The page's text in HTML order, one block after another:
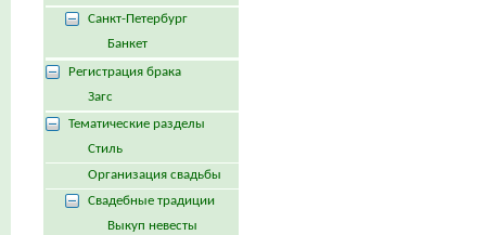
Санкт-Петербург
Банкет
Регистрация брака
Загс
Тематические разделы
Стиль
Организация свадьбы
Свадебные традиции
Выкуп невесты